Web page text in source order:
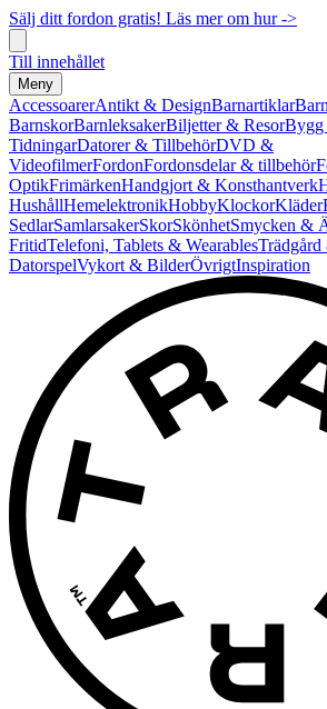
Sälj ditt fordon gratis! Läs mer om hur ->
Till innehållet
Meny
AccessoarerAntikt & DesignBarnartiklar
BarnskorBarnleksakerBiljetter & ResorBygg
TidningarDatorer & TillbehörDVD &
VideofilmerFordonFordonsdelar & tillbehör
OptikFrimärkenHandgjort & Konsthantverk
HushållHemelektronikHobbyKlockorKläder
SedlarSamlarsakerSkorSkönhetSmycken &
FritidTelefoni, Tablets & Wearables
DatorspelVykort & BilderÖvrigtInspiration